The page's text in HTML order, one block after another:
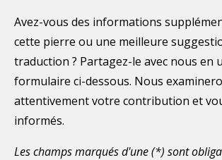
Avez-vous des informations
cette pierre ou une meilleure
traduction ? Partagez-le avec nous en
formulaire ci-dessous. Nous
attentivement votre contribution et
informés.
Les champs marqués d'une (*) sont